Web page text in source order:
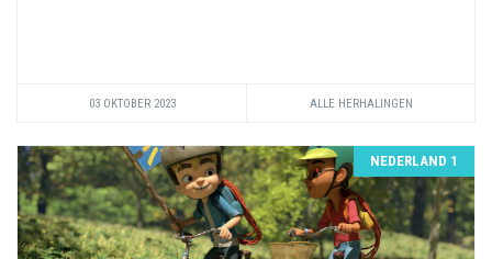
03 OKTOBER 2023 ALLE HERHALINGEN
NEDERLAND 1